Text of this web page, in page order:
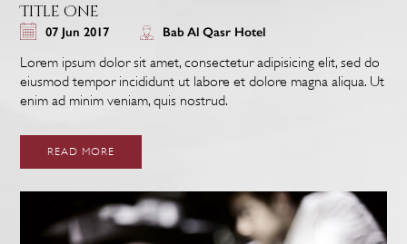
Title One
07 Jun 2017 Bab Al Qasr Hotel
Lorem ipsum dolor sit amet, consectetur adipisicing elit, sed do
eiusmod tempor incididunt ut labore et dolore magna aliqua. Ut
enim ad minim veniam, quis nostrud.
READ MORE